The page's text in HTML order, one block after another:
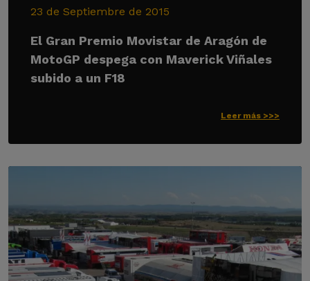
23 de Septiembre de 2015
El Gran Premio Movistar de Aragón de
MotoGP despega con Maverick Viñales
subido a un F18
Leer más >>>